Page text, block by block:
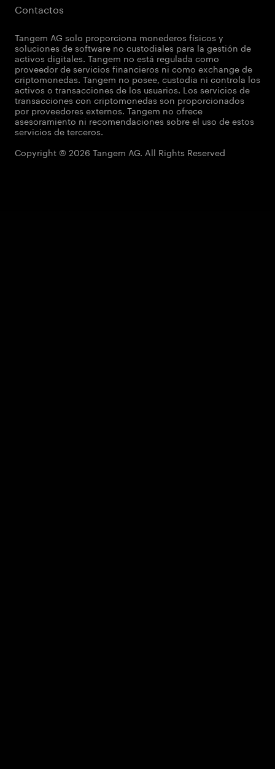
Contactos
Tangem AG solo proporciona monederos físicos y
soluciones de software no custodiales para la gestión de
activos digitales. Tangem no está regulada como
proveedor de servicios financieros ni como exchange de
criptomonedas. Tangem no posee, custodia ni controla los
activos o transacciones de los usuarios. Los servicios de
transacciones con criptomonedas son proporcionados
por proveedores externos. Tangem no ofrece
asesoramiento ni recomendaciones sobre el uso de estos
servicios de terceros.